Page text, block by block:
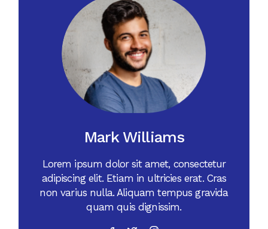
Mark Williams
Lorem ipsum dolor sit amet, consectetur
adipiscing elit. Etiam in ultricies erat. Cras
non varius nulla. Aliquam tempus gravida
quam quis dignissim.